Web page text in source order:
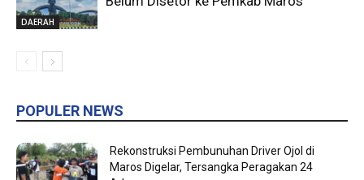
DAERAH
POPULER NEWS
Rekonstruksi Pembunuhan Driver Ojol di
Maros Digelar, Tersangka Peragakan 24